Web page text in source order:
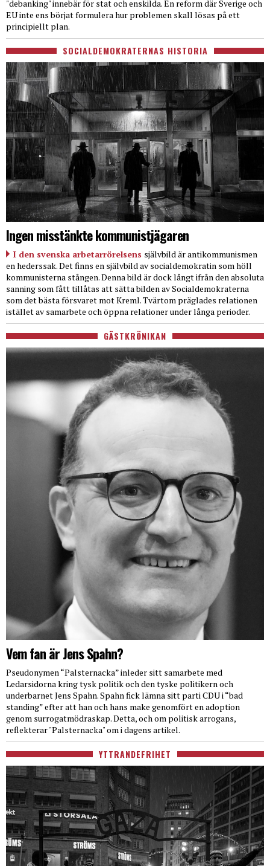
"debanking" innebär för stat och enskilda. En reform där Sverige och
EU inte ens börjat formulera hur problemen skall lösas på ett
principiellt plan.
SOCIALDEMOKRATERNAS HISTORIA
Ingen misstänkte kommunistjägaren
I den svenska arbetarrörelsens självbild är antikommunismen
en hederssak. Det finns en självbild av socialdemokratin som höll
kommunisterna stången. Denna bild är dock långt ifrån den absoluta
sanning som fått tillåtas att sätta bilden av Socialdemokraterna
som det bästa försvaret mot Kreml. Tvärtom präglades relationen
istället av samarbete och öppna relationer under långa perioder.
GÄSTKRÖNIKAN
Vem fan är Jens Spahn?
Pseudonymen “Palsternacka” inleder sitt samarbete med
Ledarsidorna kring tysk politik och den tyske politikern och
underbarnet Jens Spahn. Spahn fick lämna sitt parti CDU i “bad
standing” efter att han och hans make genomfört en adoption
genom surrogatmödraskap. Detta, och om politisk arrogans,
reflekterar "Palsternacka" om i dagens artikel.
YTTRANDEFRIHET